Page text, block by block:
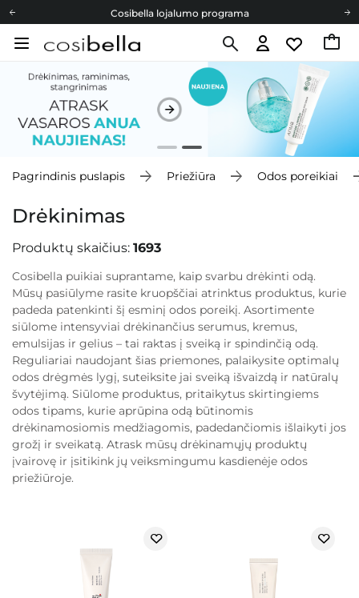
Cosibella lojalumo programa
Nemokamas pristatymas nuo 40,00 €
Cosibella lojalumo programa
Nemokamas pristatymas nuo 40,00 €
Dovanų Kortelės
Pagrindinis puslapis Priežiūra Odos poreikiai
Drėkinimas
Produktų skaičius: 1693
Cosibella puikiai suprantame, kaip svarbu drėkinti odą.
Mūsų pasiūlyme rasite kruopščiai atrinktus produktus, kurie
padeda patenkinti šį esminį odos poreikį. Asortimente
siūlome intensyviai drėkinančius serumus, kremus,
emulsijas ir gelius – tai raktas į sveiką ir spindinčią odą.
Reguliariai naudojant šias priemones, palaikysite optimalų
odos drėgmės lygį, suteiksite jai sveiką išvaizdą ir natūralų
švytėjimą. Siūlome produktus, pritaikytus skirtingiems
odos tipams, kurie aprūpina odą būtinomis
drėkinamosiomis medžiagomis, padedančiomis išlaikyti jos
grožį ir sveikatą. Atrask mūsų drėkinamųjų produktų
įvairovę ir įsitikink jų veiksmingumu kasdienėje odos
priežiūroje.